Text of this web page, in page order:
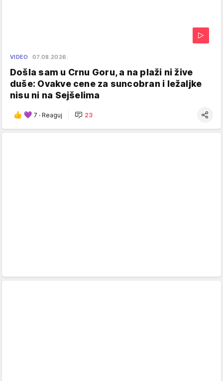
VIDEO 07.08.2026.
Došla sam u Crnu Goru, a na plaži ni žive
duše: Ovakve cene za suncobran i ležaljke
nisu ni na Sejšelima
7 · Reaguj 23